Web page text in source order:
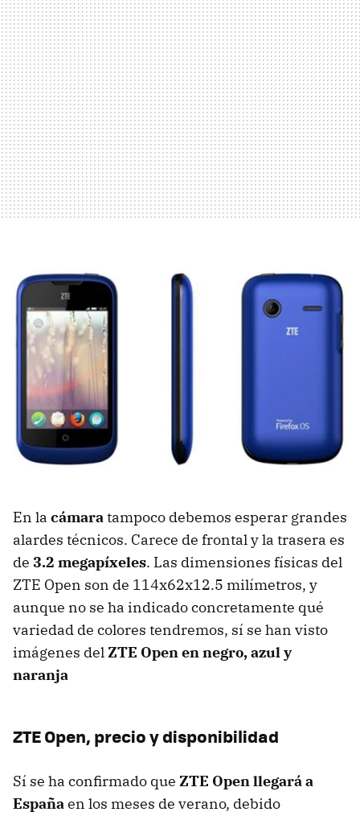
En la cámaratampoco debemos esperar grandes
alardes técnicos. Carece de frontal y la trasera es
de 3.2 megapíxeles. Las dimensiones físicas del
ZTE Open son de 114x62x12.5 milímetros, y
aunque no se ha indicado concretamente qué
variedad de colores tendremos, sí se han visto
imágenes delZTE Open en negro, azul y
naranja
ZTE Open, precio y disponibilidad
Sí se ha confirmado que ZTE Open llegará a
Españaen los meses de verano, debido